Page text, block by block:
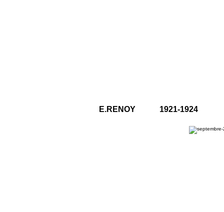
E.RENOY 1921-1924